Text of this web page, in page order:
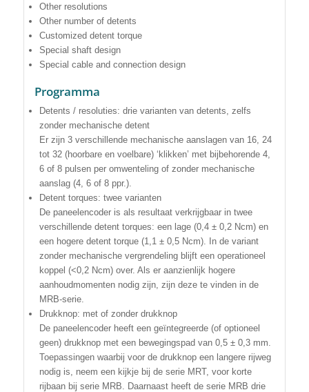
Other resolutions
Other number of detents
Customized detent torque
Special shaft design
Special cable and connection design
Programma
Detents / resoluties: drie varianten van detents, zelfs
zonder mechanische detent
Er zijn 3 verschillende mechanische aanslagen van 16, 24
tot 32 (hoorbare en voelbare) ‘klikken’ met bijbehorende 4,
6 of 8 pulsen per omwenteling of zonder mechanische
aanslag (4, 6 of 8 ppr.).
Detent torques: twee varianten
De paneelencoder is als resultaat verkrijgbaar in twee
verschillende detent torques: een lage (0,4 ± 0,2 Ncm) en
een hogere detent torque (1,1 ± 0,5 Ncm). In de variant
zonder mechanische vergrendeling blijft een operationeel
koppel (<0,2 Ncm) over. Als er aanzienlijk hogere
aanhoudmomenten nodig zijn, zijn deze te vinden in de
MRB-serie.
Drukknop: met of zonder drukknop
De paneelencoder heeft een geïntegreerde (of optioneel
geen) drukknop met een bewegingspad van 0,5 ± 0,3 mm.
Toepassingen waarbij voor de drukknop een langere rijweg
nodig is, neem een ​​kijkje bij de serie MRT, voor korte
rijbaan bij serie MRB. Daarnaast heeft de serie MRB drie